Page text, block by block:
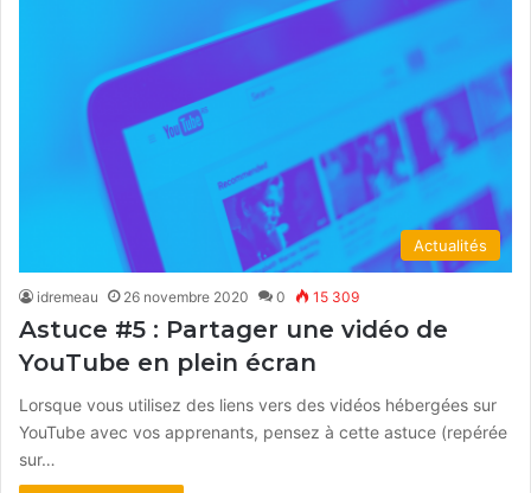
Actualités
idremeau 26 novembre 2020 0 15 309
Astuce #5 : Partager une vidéo de
YouTube en plein écran
Lorsque vous utilisez des liens vers des vidéos hébergées sur
YouTube avec vos apprenants, pensez à cette astuce (repérée
sur…